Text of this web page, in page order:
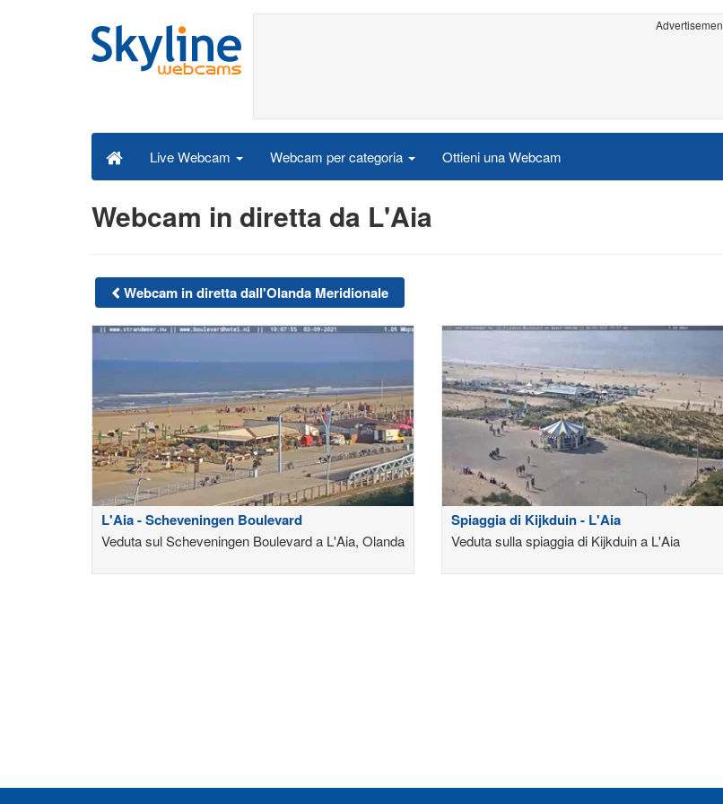
Live Webcam Webcam per categoria Ottieni una Webcam
Webcam in diretta da L'Aia
Webcam in diretta dall'Olanda Meridionale
L'Aia - Scheveningen Boulevard
Veduta sul Scheveningen Boulevard a L'Aia, Olanda
Spiaggia di Kijkduin - L'Aia
Veduta sulla spiaggia di Kijkduin a L'Aia